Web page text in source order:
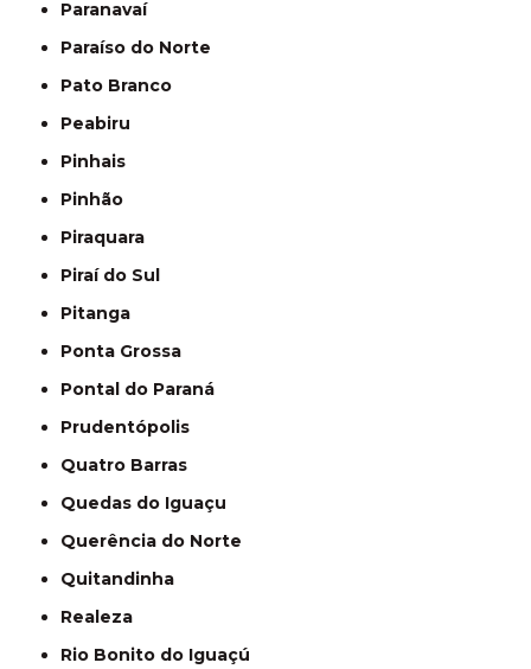
Paranavaí
Paraíso do Norte
Pato Branco
Peabiru
Pinhais
Pinhão
Piraquara
Piraí do Sul
Pitanga
Ponta Grossa
Pontal do Paraná
Prudentópolis
Quatro Barras
Quedas do Iguaçu
Querência do Norte
Quitandinha
Realeza
Rio Bonito do Iguaçú